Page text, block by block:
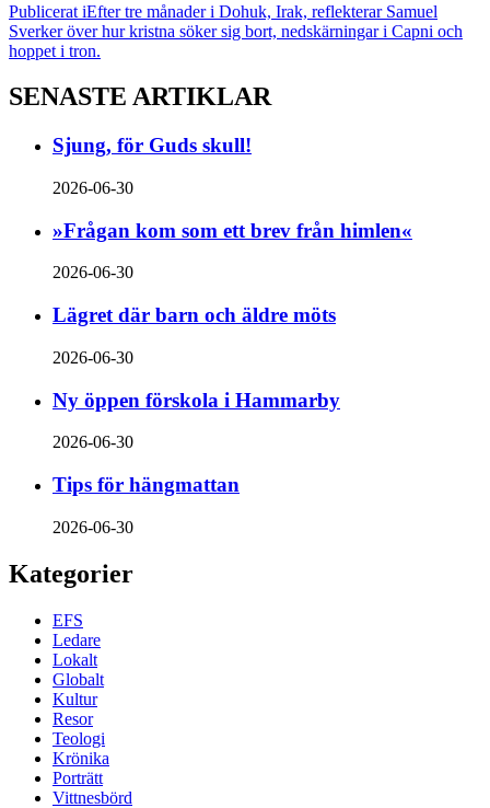
Publicerat iEfter tre månader i Dohuk, Irak, reflekterar Samuel
Sverker över hur kristna söker sig bort, nedskärningar i Capni och
hoppet i tron.
SENASTE ARTIKLAR
Sjung, för Guds skull!
2026-06-30
»Frågan kom som ett brev från himlen«
2026-06-30
Lägret där barn och äldre möts
2026-06-30
Ny öppen förskola i Hammarby
2026-06-30
Tips för hängmattan
2026-06-30
Kategorier
EFS
Ledare
Lokalt
Globalt
Kultur
Resor
Teologi
Krönika
Porträtt
Vittnesbörd